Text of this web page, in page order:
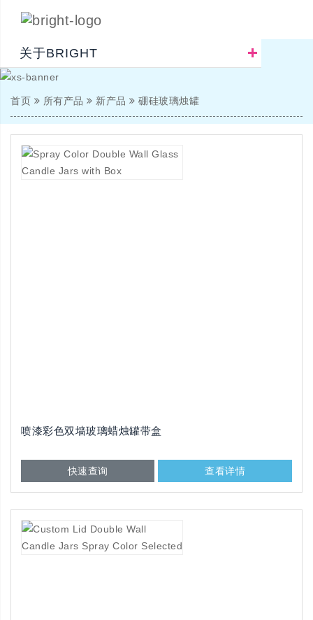
关于BRIGHT
首页 所有产品 新产品 硼硅玻璃烛罐
喷漆彩色双墙玻璃蜡烛罐带盒
快速查询 查看详情